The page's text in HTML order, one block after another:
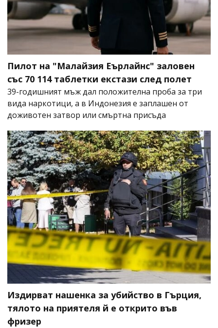
Пилот на "Малайзия Еърлайнс" заловен
със 70 114 таблетки екстази след полет
39-годишният мъж дал положителна проба за три
вида наркотици, а в Индонезия е заплашен от
доживотен затвор или смъртна присъда
Издирват нашенка за убийство в Гърция,
тялото на приятеля й е открито във
фризер